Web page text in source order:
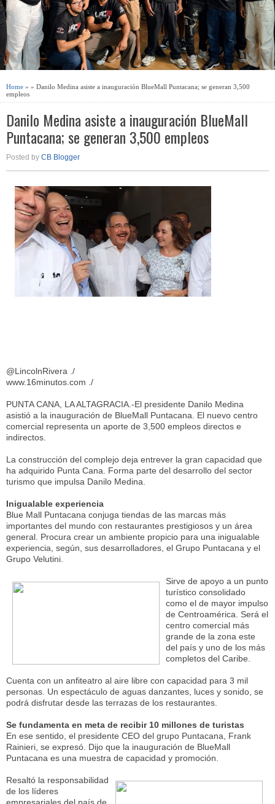
Home » » Danilo Medina asiste a inauguración BlueMall Puntacana; se generan 3,500
empleos
Danilo Medina asiste a inauguración BlueMall
Puntacana; se generan 3,500 empleos
Posted by CB Blogger
@LincolnRivera ./
www.16minutos.com ./
PUNTA CANA, LA ALTAGRACIA.-El presidente Danilo Medina
asistió a la inauguración de BlueMall Puntacana. El nuevo centro
comercial representa un aporte de 3,500 empleos directos e
indirectos.
La construcción del complejo deja entrever la gran capacidad que
ha adquirido Punta Cana. Forma parte del desarrollo del sector
turismo que impulsa Danilo Medina.
Inigualable experiencia
Blue Mall Puntacana conjuga tiendas de las marcas más
importantes del mundo con restaurantes prestigiosos y un área
general. Procura crear un ambiente propicio para una inigualable
experiencia, según, sus desarrolladores, el Grupo Puntacana y el
Grupo Velutini.
Sirve de apoyo a un punto
turístico consolidado
como el de mayor impulso
de Centroamérica. Será el
centro comercial más
grande de la zona este
del país y uno de los más
completos del Caribe.
Cuenta con un anfiteatro al aire libre con capacidad para 3 mil
personas. Un espectáculo de aguas danzantes, luces y sonido, se
podrá disfrutar desde las terrazas de los restaurantes.
Se fundamenta en meta de recibir 10 millones de turistas
En ese sentido, el presidente CEO del grupo Puntacana, Frank
Rainieri, se expresó. Dijo que la inauguración de BlueMall
Puntacana es una muestra de capacidad y promoción.
Resaltó la responsabilidad
de los líderes